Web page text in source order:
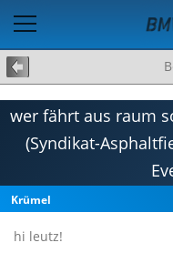
wer fährt aus raum
(Syndikat-
Krümel
hi leutz!